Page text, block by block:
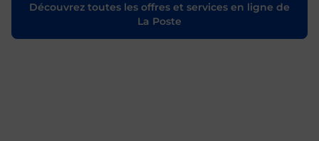
Découvrez toutes les offres et services en ligne de
La Poste